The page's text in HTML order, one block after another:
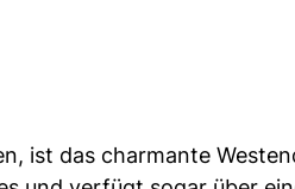
ist das charmante